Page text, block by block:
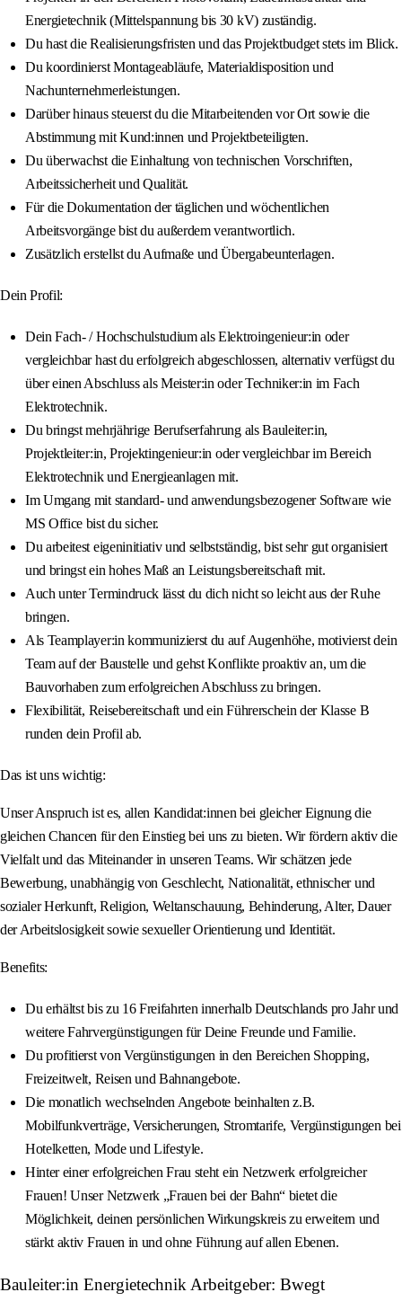
Energietechnik (Mittelspannung bis 30 kV) zuständig.
Du hast die Realisierungsfristen und das Projektbudget stets im Blick.
Du koordinierst Montageabläufe, Materialdisposition und
Nachunternehmerleistungen.
Darüber hinaus steuerst du die Mitarbeitenden vor Ort sowie die
Abstimmung mit Kund:innen und Projektbeteiligten.
Du überwachst die Einhaltung von technischen Vorschriften,
Arbeitssicherheit und Qualität.
Für die Dokumentation der täglichen und wöchentlichen
Arbeitsvorgänge bist du außerdem verantwortlich.
Zusätzlich erstellst du Aufmaße und Übergabeunterlagen.
Dein Profil:
Dein Fach- / Hochschulstudium als Elektroingenieur:in oder
vergleichbar hast du erfolgreich abgeschlossen, alternativ verfügst du
über einen Abschluss als Meister:in oder Techniker:in im Fach
Elektrotechnik.
Du bringst mehrjährige Berufserfahrung als Bauleiter:in,
Projektleiter:in, Projektingenieur:in oder vergleichbar im Bereich
Elektrotechnik und Energieanlagen mit.
Im Umgang mit standard- und anwendungsbezogener Software wie
MS Office bist du sicher.
Du arbeitest eigeninitiativ und selbstständig, bist sehr gut organisiert
und bringst ein hohes Maß an Leistungsbereitschaft mit.
Auch unter Termindruck lässt du dich nicht so leicht aus der Ruhe
bringen.
Als Teamplayer:in kommunizierst du auf Augenhöhe, motivierst dein
Team auf der Baustelle und gehst Konflikte proaktiv an, um die
Bauvorhaben zum erfolgreichen Abschluss zu bringen.
Flexibilität, Reisebereitschaft und ein Führerschein der Klasse B
runden dein Profil ab.
Das ist uns wichtig:
Unser Anspruch ist es, allen Kandidat:innen bei gleicher Eignung die
gleichen Chancen für den Einstieg bei uns zu bieten. Wir fördern aktiv die
Vielfalt und das Miteinander in unseren Teams. Wir schätzen jede
Bewerbung, unabhängig von Geschlecht, Nationalität, ethnischer und
sozialer Herkunft, Religion, Weltanschauung, Behinderung, Alter, Dauer
der Arbeitslosigkeit sowie sexueller Orientierung und Identität.
Benefits:
Du erhältst bis zu 16 Freifahrten innerhalb Deutschlands pro Jahr und
weitere Fahrvergünstigungen für Deine Freunde und Familie.
Du profitierst von Vergünstigungen in den Bereichen Shopping,
Freizeitwelt, Reisen und Bahnangebote.
Die monatlich wechselnden Angebote beinhalten z.B.
Mobilfunkverträge, Versicherungen, Stromtarife, Vergünstigungen bei
Hotelketten, Mode und Lifestyle.
Hinter einer erfolgreichen Frau steht ein Netzwerk erfolgreicher
Frauen! Unser Netzwerk „Frauen bei der Bahn“ bietet die
Möglichkeit, deinen persönlichen Wirkungskreis zu erweitern und
stärkt aktiv Frauen in und ohne Führung auf allen Ebenen.
Bauleiter:in Energietechnik Arbeitgeber: Bwegt